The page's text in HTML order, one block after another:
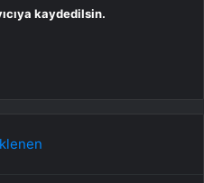
kaydedilsin.